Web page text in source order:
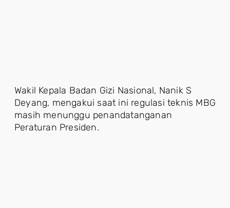
Wakil Kepala Badan Gizi Nasional, Nanik S
Deyang, mengakui saat ini regulasi teknis MBG
masih menunggu penandatanganan
Peraturan Presiden.